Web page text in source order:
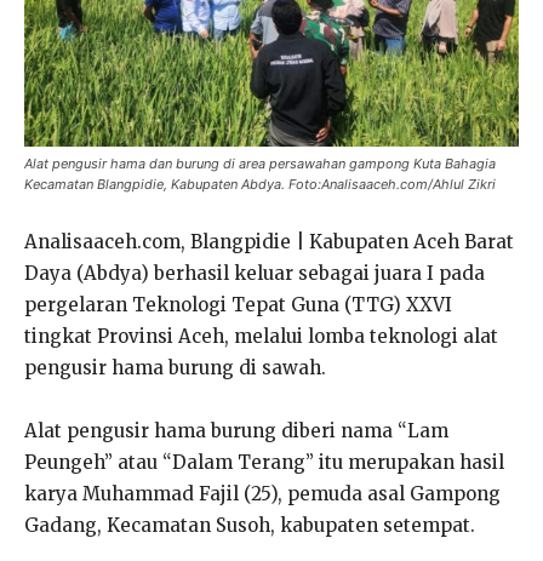
Alat pengusir hama dan burung di area persawahan gampong Kuta Bahagia
Kecamatan Blangpidie, Kabupaten Abdya. Foto:Analisaaceh.com/Ahlul Zikri
Analisaaceh.com, Blangpidie | Kabupaten Aceh Barat
Daya (Abdya) berhasil keluar sebagai juara I pada
pergelaran Teknologi Tepat Guna (TTG) XXVI
tingkat Provinsi Aceh, melalui lomba teknologi alat
pengusir hama burung di sawah.
Alat pengusir hama burung diberi nama “Lam
Peungeh” atau “Dalam Terang” itu merupakan hasil
karya Muhammad Fajil (25), pemuda asal Gampong
Gadang, Kecamatan Susoh, kabupaten setempat.